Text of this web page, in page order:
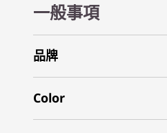
一般事項
品牌
Color